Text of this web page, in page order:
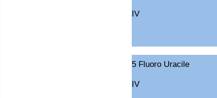
IV
5 Fluoro Uracile
IV